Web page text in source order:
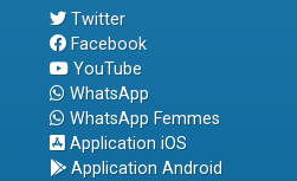
Twitter
Facebook
YouTube
WhatsApp
WhatsApp Femmes
Application iOS
Application Android